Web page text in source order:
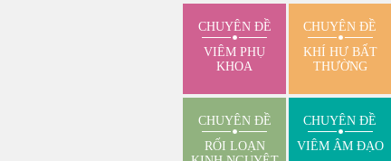
CHUYÊN ĐỀ
VIÊM PHỤ
KHOA
CHUYÊN ĐỀ
KHÍ HƯ BẤT
THƯỜNG
CHUYÊN ĐỀ
RỐI LOẠN
CHUYÊN ĐỀ
VIÊM ÂM ĐẠO